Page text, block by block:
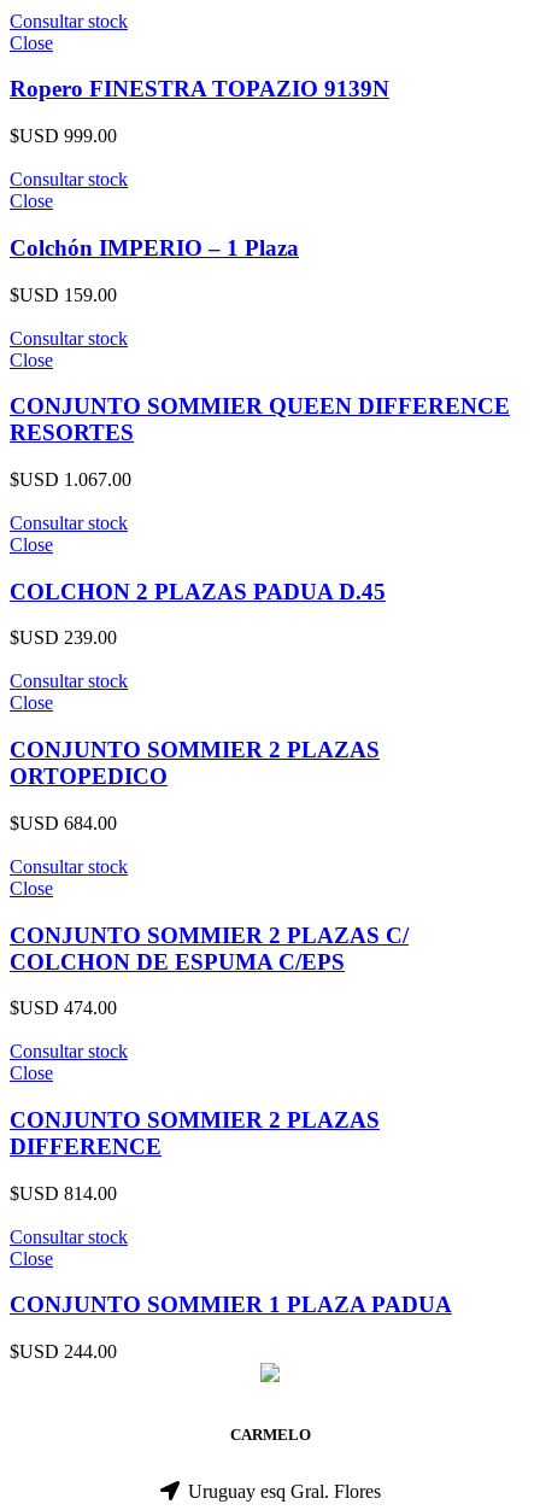
Consultar stock
Close
Ropero FINESTRA TOPAZIO 9139N
$USD 999.00
Consultar stock
Close
Colchón IMPERIO – 1 Plaza
$USD 159.00
Consultar stock
Close
CONJUNTO SOMMIER QUEEN DIFFERENCE
RESORTES
$USD 1.067.00
Consultar stock
Close
COLCHON 2 PLAZAS PADUA D.45
$USD 239.00
Consultar stock
Close
CONJUNTO SOMMIER 2 PLAZAS
ORTOPEDICO
$USD 684.00
Consultar stock
Close
CONJUNTO SOMMIER 2 PLAZAS C/
COLCHON DE ESPUMA C/EPS
$USD 474.00
Consultar stock
Close
CONJUNTO SOMMIER 2 PLAZAS
DIFFERENCE
$USD 814.00
Consultar stock
Close
CONJUNTO SOMMIER 1 PLAZA PADUA
$USD 244.00
CARMELO
Uruguay esq Gral. Flores